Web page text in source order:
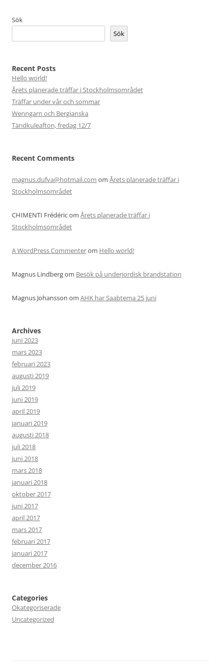
Sök
Sök
Recent Posts
Hello world!
Årets planerade träffar i Stockholmsområdet
Träffar under vår och sommar
Wenngarn och Bergianska
Tändkuleafton, fredag 12/7
Recent Comments
magnus.dufva@hotmail.com om Årets planerade träffar i
Stockholmsområdet
CHIMENTI Frédéricom Årets planerade träffar i
Stockholmsområdet
A WordPress Commenterom Hello world!
Magnus Lindbergom Besök på underjordisk brandstation
Magnus Johansson om AHK har Saabtema 25 juni
Archives
juni 2023
mars 2023
februari 2023
augusti 2019
juli 2019
juni 2019
april 2019
januari 2019
augusti 2018
juli 2018
juni 2018
mars 2018
januari 2018
oktober 2017
juni 2017
april 2017
mars 2017
februari 2017
januari 2017
december 2016
Categories
Okategoriserade
Uncategorized